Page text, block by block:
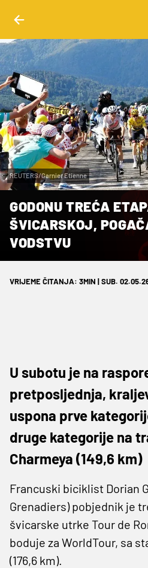
REUTERS/Garnier Etienne
GODONU TREĆA
ŠVICARSKOJ,
VODSTVU
VRIJEME ČITANJA: 3MIN | SUB.
U subotu je na
pretposljednja,
uspona prve
druge kategorije na
Charmeya (149,6 km)
Francuski biciklist Dorian
Grenadiers) pobjednik je
švicarske utrke Tour de
boduje za WorldTour, sa
(176,6 km).